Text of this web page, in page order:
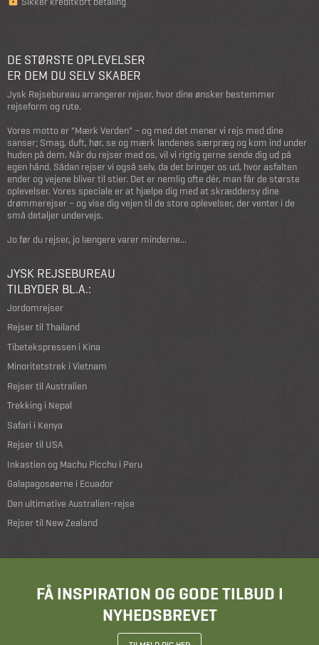
DE STØRSTE OPLEVELSER
ER DEM DU SELV SKABER
Jysk Rejsebureau arrangerer rejser, hvor dine ønsker bestemmer
rejseform og rute.
Vores motto er "Mærk Verden" – og med det mener vi rejs med dine
sanser; Smag, duft, hør, se og mærk landenes særpræg og kom ind under
huden på dem. Når du rejser med os, vil vi rigtig gerne sende dig ud på
egen hånd. Sådan rejser vi også selv, da det bringer os ud, hvor asfalten
ender og vejene bliver til stier. Det er nemlig ofte dér, man får de største
oplevelser. Vores speciale er at hjælpe dig med at skræddersy dine
drømmerejser – og vise dig vejen til de store oplevelser, der venter i de
små detaljer undervejs.
Jo før du rejser, jo længere varer minderne...
JYSK REJSEBUREAU
TILBYDER BL.A.:
Jordomrejser
Rejser til Thailand
Tibetekspressen i Kina
Minoritetstrek i Vietnam
Rejser til Australien
Trekking i Nepal
Safari i Kenya
Rejser til USA
Inkastien og Machu Picchu i Peru
Galapagosøerne i Ecuador
Den ultimative Australien-rejse
Rejser til New Zealand
FÅ INSPIRATION OG GODE TILBUD I
NYHEDSBREVET